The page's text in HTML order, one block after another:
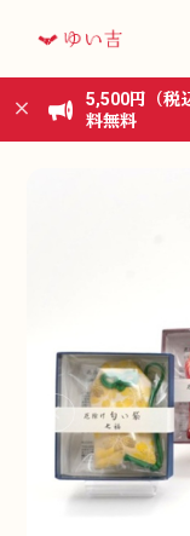
5,500円（税
料無料